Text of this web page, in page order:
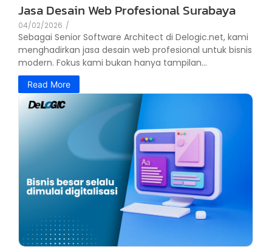
Jasa Desain Web Profesional Surabaya
04/02/2026 /
Sebagai Senior Software Architect di Delogic.net, kami
menghadirkan jasa desain web profesional untuk bisnis
modern. Fokus kami bukan hanya tampilan...
Read More